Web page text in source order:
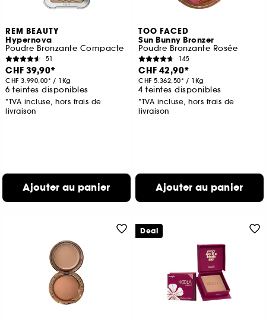
REM BEAUTY
Hypernova
Poudre Bronzante Compacte
51
CHF 39,90
CHF 3.990,00 / 1Kg
6 teintes disponibles
*TVA incluse, hors frais de
livraison
Ajouter au panier
TOO FACED
Sun Bunny Bronzer
Poudre Bronzante Rosée
145
CHF 42,90
CHF 5.362,50 / 1Kg
4 teintes disponibles
*TVA incluse, hors frais de
livraison
Ajouter au panier
Deal